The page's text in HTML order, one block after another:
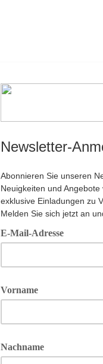
Newsletter-
Abonnieren Sie unseren
Neuigkeiten und
exklusive Einladungen zu
Melden Sie sich jetzt an
E-Mail-Adresse
Vorname
Nachname